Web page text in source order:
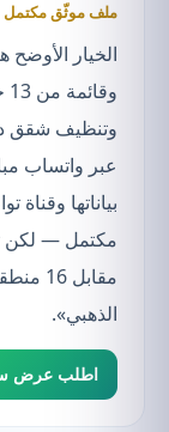
ملف موثّق مكتمل
الخيار
وتنظيف شقق
عبر واتساب
بياناتها
الذهبي».
اطلب عرض